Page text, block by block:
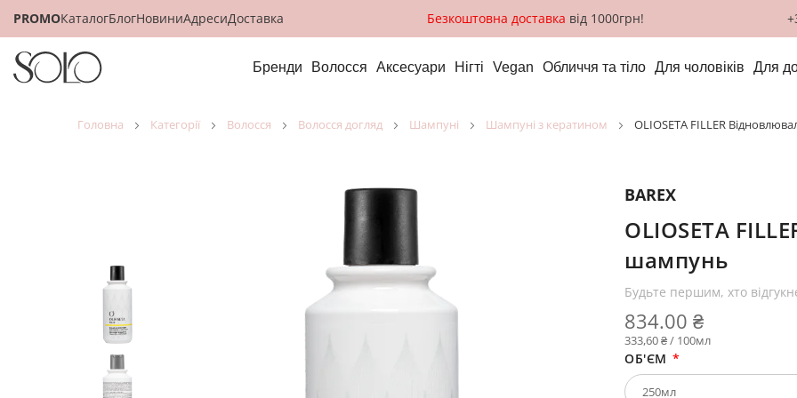
PROMOКаталогБлогНовиниАдресиДоставка Безкоштовна доставка від 1000грн!
Бренди Волосся Аксесуари Нігті Vegan Обличчя та тіло Для чоловіків Для
головна категорії волосся волосся догляд шампуні шампуні з кератином OLIOSETA FILLER
BAREX
OLIOSETA
шампунь
Будьте першим, хто
834.00 ₴
333,60 ₴ / 100мл
ОБ'ЄМ